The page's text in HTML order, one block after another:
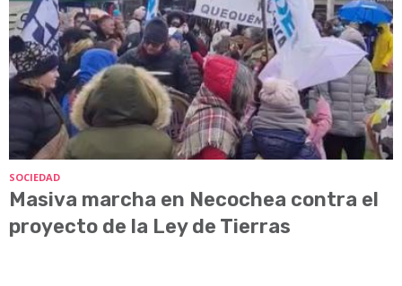
SOCIEDAD
Masiva marcha en Necochea contra el
proyecto de la Ley de Tierras